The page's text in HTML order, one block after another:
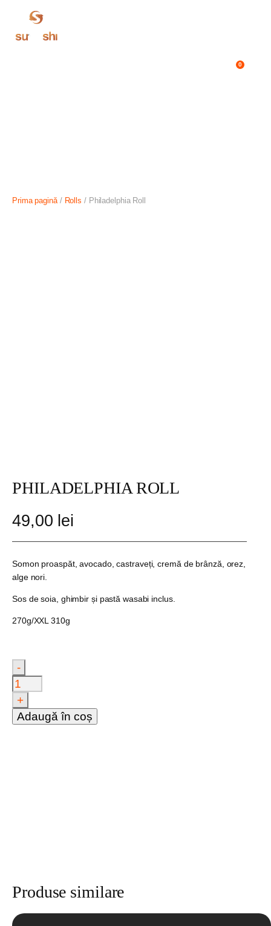
0
Prima pagină/ Rolls / Philadelphia Roll
PHILADELPHIA ROLL
49,00 lei
Somon proaspăt, avocado, castraveți, cremă de brânză, orez,
alge nori
Sos de soia, ghimbir și pastă wasabi inclus.
270g/XXL 310g
Cantitate
Philadelphia
Roll
-
+
Adaugă în coș
Produse similare